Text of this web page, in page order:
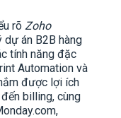
rõ Zoho
dự án B2B hàng
tính năng đặc
Automation và
được lợi ích
billing, cùng